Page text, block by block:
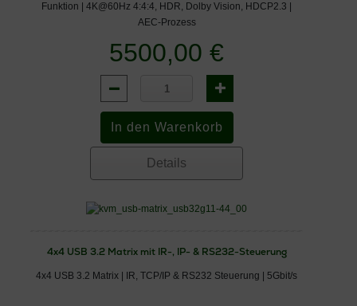
Funktion | 4K@60Hz 4:4:4, HDR, Dolby Vision, HDCP2.3 |
AEC-Prozess
5500,00 €
Details
4x4 USB 3.2 Matrix mit IR-, IP- & RS232-Steuerung
4x4 USB 3.2 Matrix | IR, TCP/IP & RS232 Steuerung | 5Gbit/s